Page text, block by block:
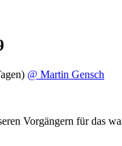
@ Martin Gensch
Vorgängern für das